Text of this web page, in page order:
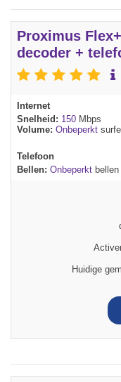
Proximus
decoder +
Internet
Snelheid: 150 Mbps
Volume: Onbeperkt
Telefoon
Bellen: Onbeperkt bellen
Huidige